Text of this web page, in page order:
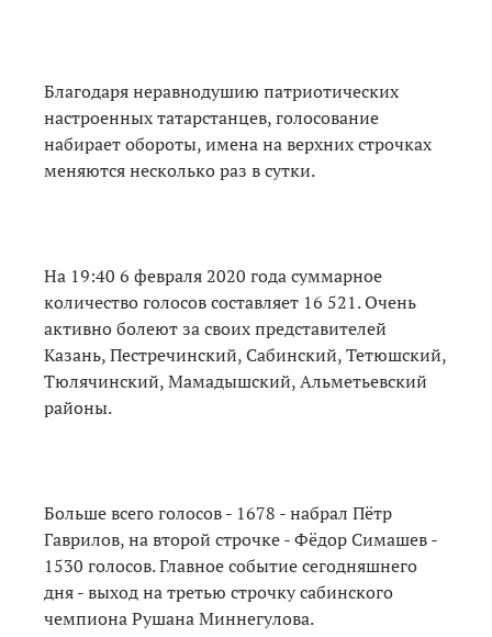
Благодаря неравнодушию патриотических
настроенных татарстанцев, голосование
набирает обороты, имена на верхних строчках
меняются несколько раз в сутки.
На 19:40 6 февраля 2020 года суммарное
количество голосов составляет 16 521. Очень
активно болеют за своих представителей
Казань, Пестречинский, Сабинский, Тетюшский,
Тюлячинский, Мамадышский, Альметьевский
районы.
Больше всего голосов - 1678 - набрал Пётр
Гаврилов, на второй строчке - Фёдор Симашев -
1530 голосов. Главное событие сегодняшнего
дня - выход на третью строчку сабинского
чемпиона Рушана Миннегулова.